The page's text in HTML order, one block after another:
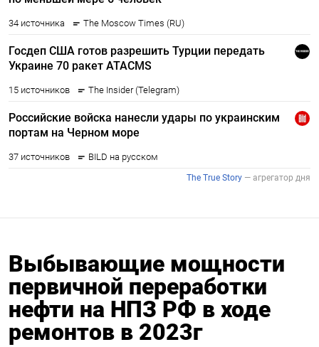
Выбывающие мощности
первичной переработки
нефти на НПЗ РФ в ходе
ремонтов в 2023г